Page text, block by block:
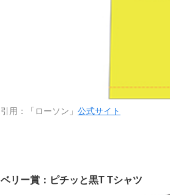
引用：「ローソン」 公式サイト
ベリー賞：ピチッと黒T Tシャツ